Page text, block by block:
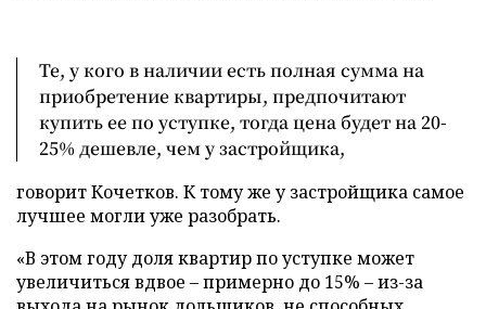
Те, у кого в наличии есть полная сумма на
приобретение квартиры, предпочитают
купить ее по уступке, тогда цена будет на 20-
25% дешевле, чем у застройщика,
говорит Кочетков. К тому же у застройщика самое
лучшее могли уже разобрать.
«В этом году доля квартир по уступке может
увеличиться вдвое – примерно до 15% – из-за